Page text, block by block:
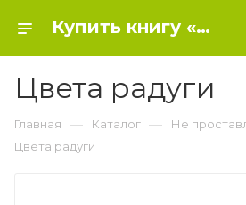
Купить книгу «Цвета радуги» 2020 г. , Сосновский Е. - Не проставлена группа
Цвета радуги
Главная — Каталог — Не
Цвета радуги